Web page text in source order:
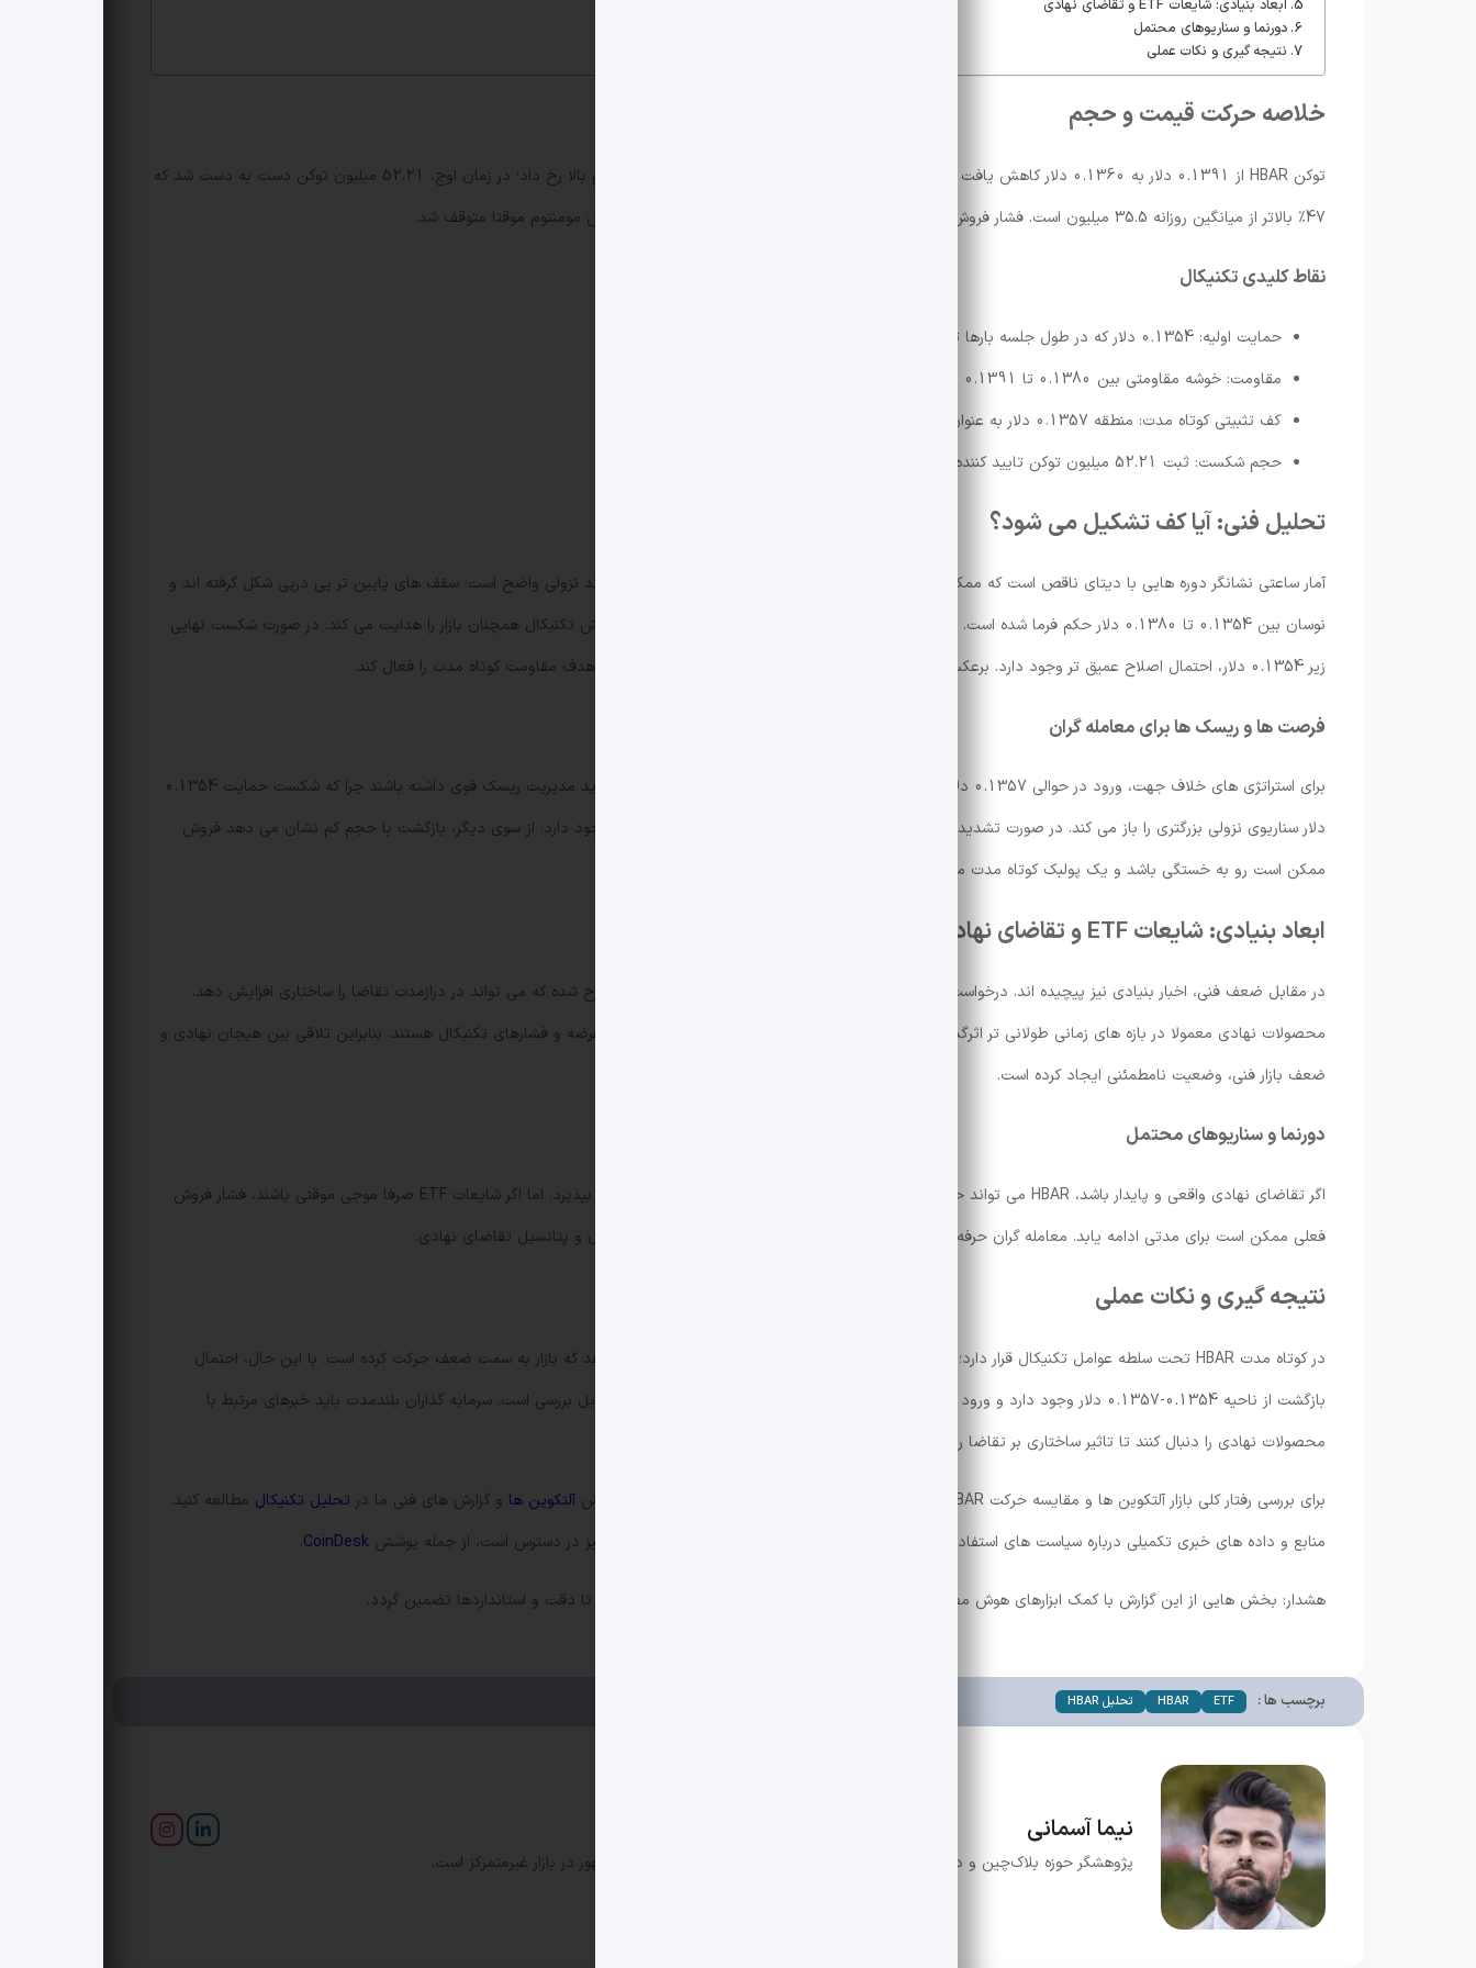
ابعاد بنیادی: شایعات ETF و تقاضای نهادی
دورنما و سناریوهای محتمل
نتیجه گیری و نکات عملی
خلاصه حرکت قیمت و حجم
توکن HBAR از 0.1391 دلار به 0.1360 دلار کاهش یافت و حمایت حیاتی 0.1380 دلار را شکست. شکست در حجم بالا رخ داد؛ در زمان اوج، 52.21 میلیون توکن دست به دست شد که
47٪ بالاتر از میانگین روزانه 35.5 میلیون است. فشار فروش ابتدا قیمت را تا حوالی 0.1367 دلار پایین کشید و سپس مومنتوم موقتا متوقف شد.
نقاط کلیدی تکنیکال
حمایت اولیه: 0.1354 دلار که در طول جلسه بارها تست شد.
مقاومت: خوشه مقاومتی بین 0.1380 تا 0.1391 دلار از سطوح شکسته شده شکل گرفته است.
کف تثبیتی کوتاه مدت: منطقه 0.1357 دلار به عنوان ناحیه دفاعی شناخته می شود.
حجم شکست: ثبت 52.21 میلیون توکن تایید کننده ضعف فنی است.
تحلیل فنی: آیا کف تشکیل می شود؟
آمار ساعتی نشانگر دوره هایی با دیتای ناقص است که ممکن است بازتاب مشکلات گزارش دهی باشد. با این حال روند نزولی واضح است؛ سقف های پایین تر پی درپی شکل گرفته اند و
نوسان بین 0.1354 تا 0.1380 دلار حکم فرما شده است. اندیکاتورها مناطق اشباع فروش را نشان می دهند اما فروش تکنیکال همچنان بازار را هدایت می کند. در صورت شکست نهایی
زیر 0.1354 دلار، احتمال اصلاح عمیق تر وجود دارد. برعکس، هر حرکت برگشتی موفق بالای 0.1380 دلار می تواند هدف مقاومت کوتاه مدت را فعال کند.
فرصت ها و ریسک ها برای معامله گران
برای استراتژی های خلاف جهت، ورود در حوالی 0.1357 دلار می تواند نقطه دفاعی مناسبی باشد؛ اما معامله گران باید مدیریت ریسک قوی داشته باشند چرا که شکست حمایت 0.1354
دلار سناریوی نزولی بزرگتری را باز می کند. در صورت تشدید فشار فروش، احتمال تسویه پوزیشن ها و تشدید افت وجود دارد. از سوی دیگر، بازگشت با حجم کم نشان می دهد فروش
ممکن است رو به خستگی باشد و یک پولبک کوتاه مدت محتمل است.
ابعاد بنیادی: شایعات ETF و تقاضای نهادی
در مقابل ضعف فنی، اخبار بنیادی نیز پیچیده اند. درخواست های جدید ETF برای HBAR همراه با LTC و DOGE مطرح شده که می تواند در درازمدت تقاضا را ساختاری افزایش دهد.
محصولات نهادی معمولا در بازه های زمانی طولانی تر اثرگذاری دارند؛ اما در کوتاه مدت قیمت ها بیشتر تحت تأثیر عرضه و فشارهای تکنیکال هستند. بنابراین تلاقی بین هیجان نهادی و
ضعف بازار فنی، وضعیت نامطمئنی ایجاد کرده است.
دورنما و سناریوهای محتمل
اگر تقاضای نهادی واقعی و پایدار باشد، HBAR می تواند حمایت های پایین تر را به نفع یک روند افزایشی بلندمدت بپذیرد. اما اگر شایعات ETF صرفا موجی موقتی باشند، فشار فروش
فعلی ممکن است برای مدتی ادامه یابد. معامله گران حرفه ای باید هر دو لایه را همزمان تحلیل کنند: ساختار تکنیکال و پتانسیل تقاضای نهادی.
نتیجه گیری و نکات عملی
در کوتاه مدت HBAR تحت سلطه عوامل تکنیکال قرار دارد؛ شکست سطح 0.1380 دلار و افزایش حجم نشان می دهد که بازار به سمت ضعف حرکت کرده است. با این حال، احتمال
بازگشت از ناحیه 0.1354-0.1357 دلار وجود دارد و ورود محافظه کارانه در این منطقه با مدیریت ریسک معقول قابل بررسی است. سرمایه گذاران بلندمدت باید خبرهای مرتبط با
محصولات نهادی را دنبال کنند تا تاثیر ساختاری بر تقاضا را ارزیابی کنند.
برای بررسی رفتار کلی بازار آلتکوین ها و مقایسه حرکت HBAR با سایر پروژه ها می توانید تحلیل های مرتبط را در بخش آلتکوین ها و گزارش های فنی ما در تحلیل تکنیکال مطالعه کنید.
منابع و داده های خبری تکمیلی درباره سیاست های استفاده از هوش مصنوعی و تولید محتوا توسط نهادهای خبری نیز در دسترس است، از جمله پوشش CoinDesk
.
هشدار: بخش هایی از این گزارش با کمک ابزارهای هوش مصنوعی تولید شده و توسط تیم تحریریه بازبینی شده است تا دقت و استانداردها تضمین گردد.
برچسب ها : ETF
HBAR تحلیل HBAR
نیما آسمانی
پژوهشگر حوزه بلاک‌چین و دیفای. تمرکز من روی تحلیل پروژه‌ها و تکنولوژی‌های نوظهور در بازار غیرمتمرکز است.